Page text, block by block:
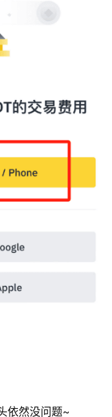
依然没问题~